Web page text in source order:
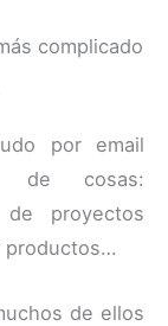
complicado
por email
de cosas:
proyectos
productos…
de ellos